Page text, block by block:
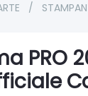
/
PRO